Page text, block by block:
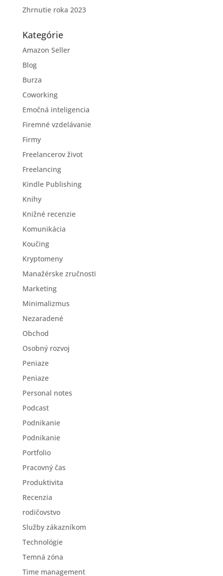
Zhrnutie roka 2023
Kategórie
Amazon Seller
Blog
Burza
Coworking
Emočná inteligencia
Firemné vzdelávanie
Firmy
Freelancerov život
Freelancing
Kindle Publishing
Knihy
Knižné recenzie
Komunikácia
Koučing
Kryptomeny
Manažérske zručnosti
Marketing
Minimalizmus
Nezaradené
Obchod
Osobný rozvoj
Peniaze
Peniaze
Personal notes
Podcast
Podnikanie
Podnikanie
Portfolio
Pracovný čas
Produktivita
Recenzia
rodičovstvo
Služby zákazníkom
Technológie
Temná zóna
Time management